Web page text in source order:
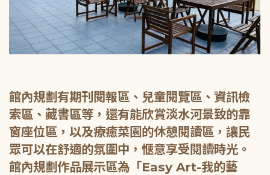
館內規劃有期刊閱報區、兒童閱覽區、資訊檢
索區、藏書區等，還有能欣賞淡水河景致的靠
窗座位區，以及療癒菜園的休憩閱讀區，讓民
眾可以在舒適的氛圍中，愜意享受閱讀時光。
館內規劃作品展示區為「Easy Art-我的藝